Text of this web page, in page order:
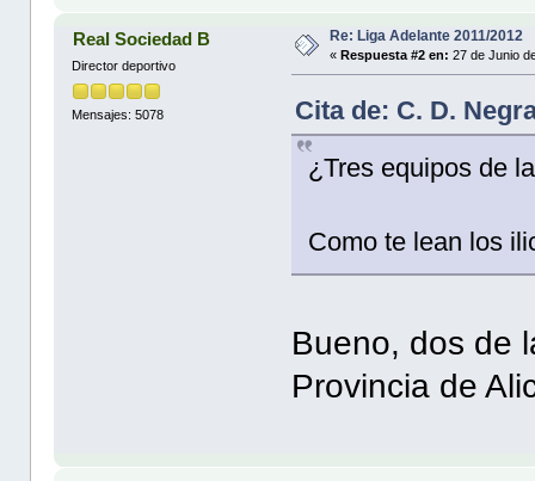
Real Sociedad B
Director deportivo
Mensajes: 5078
Re: Liga Adelante 2011/2012
« Respuesta #2 en: 27 de Junio
Cita de: C. D.
¿Tres equipos de
Como te lean los
Bueno, dos de
Provincia de